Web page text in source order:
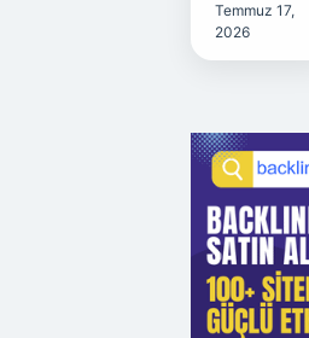
Temmuz 17,
2026